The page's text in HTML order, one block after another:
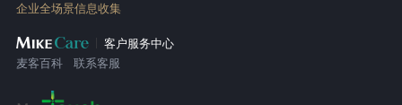
企业全场景信息收集
客户服务中心
麦客百科
联系客服